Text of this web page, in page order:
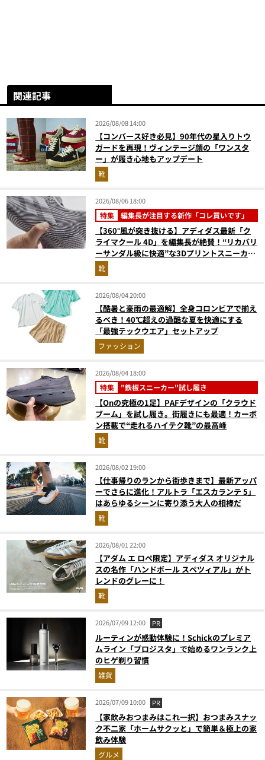
関連記事
2026/08/08 14:00
【コンバース好き必見】90年代の星入りトウ
ガードを再現！ヴィンテージ顔の「ワンスタ
ー」が履き心地もアップデート
靴
2026/08/06 18:00
特集 編集長が注目する新作「コレ買いです」
【360°風が突き抜ける】アディダス最新「ク
ライマクール 4D」を編集長が絶賛！“リカバリ
ーサンダル級に快適”な3Dプリントスニーカー
『コレ買いです』Vol.173
靴
2026/08/04 20:00
【酷暑と豪雨の最適解】全身コロンビアで揃え
るべき！40℃超えの過酷な夏を快適にする
「最強テックウエア」セットアップ
ファッション
2026/08/04 18:00
特集 "鉄板スニーカー"試し履き
【Onの究極の1足】PAFデザインの「クラウド
ブーム」を試し履き。街履きにも最適！カーボ
ン搭載で“走れるハイテク靴”の最高峰
靴
2026/08/02 19:00
【仕事帰りのランから街歩きまで】最新アッパ
ーでさらに進化！アルトラ「エスカランテ 5」
はあらゆるシーンに寄り添う大人の相棒だ
靴
2026/08/01 22:00
【アダム エ ロペ限定】アディダス オリジナル
スの名作「ハンドボール スペツィアル」がト
レンドのグレーに！
靴
2026/07/09 12:00 PR
ルーティンが感動体験に！Schickのプレミア
ムライン「プロジスタ」で始めるワンランク上
のヒゲ剃り習慣
雑貨
2026/07/09 10:00 PR
【家飲みおつまみはこれ一択】おつまみスナッ
ク不二家「ホームサクッと」で簡単＆極上の家
飲み体験
グルメ